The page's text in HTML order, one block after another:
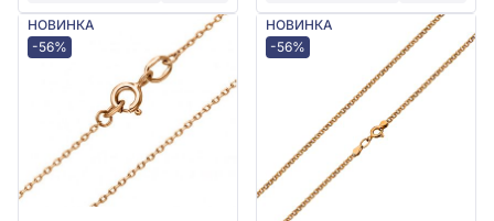
НОВИНКА
-56%
НОВИНКА
-56%